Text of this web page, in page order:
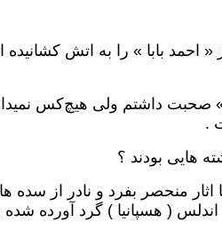
احمد بابا » را به اتش
داشتم ولی هیچ‌کس
.
هایی بودند ؟